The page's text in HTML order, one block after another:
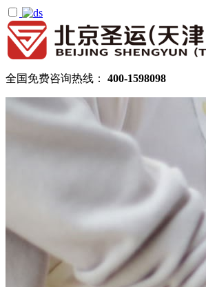
全国免费咨询热线： 400-1598098
律所公告
拆迁律师团队
民商律师团队